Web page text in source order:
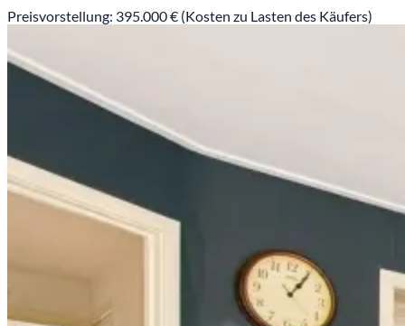
Preisvorstellung: 395.000 € (Kosten zu Lasten des Käufers)